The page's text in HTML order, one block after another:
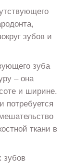
зубов и
зуба
– она
и ширине.
потребуется
ткани в
зубов